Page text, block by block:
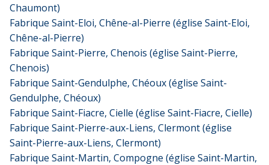
Chaumont)
Fabrique Saint-Eloi, Chêne-al-Pierre (église Saint-Eloi,
Chêne-al-Pierre)
Fabrique Saint-Pierre, Chenois (église Saint-Pierre,
Chenois)
Fabrique Saint-Gendulphe, Chéoux (église Saint-
Gendulphe, Chéoux)
Fabrique Saint-Fiacre, Cielle (église Saint-Fiacre, Cielle)
Fabrique Saint-Pierre-aux-Liens, Clermont (église
Saint-Pierre-aux-Liens, Clermont)
Fabrique Saint-Martin, Compogne (église Saint-Martin,